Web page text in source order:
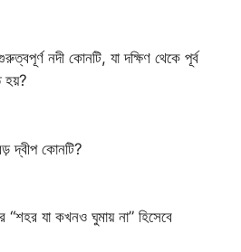
নদী কোনটি, যা দক্ষিণ থেকে পূর্ব
হয়?
দ্বীপ কোনটি?
“শহর যা কখনও ঘুমায় না” হিসেবে